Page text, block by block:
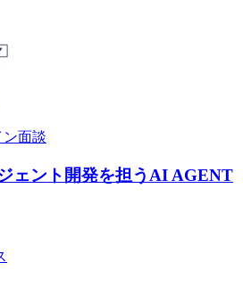
ン面談
ェント開発を担うAI AGENT